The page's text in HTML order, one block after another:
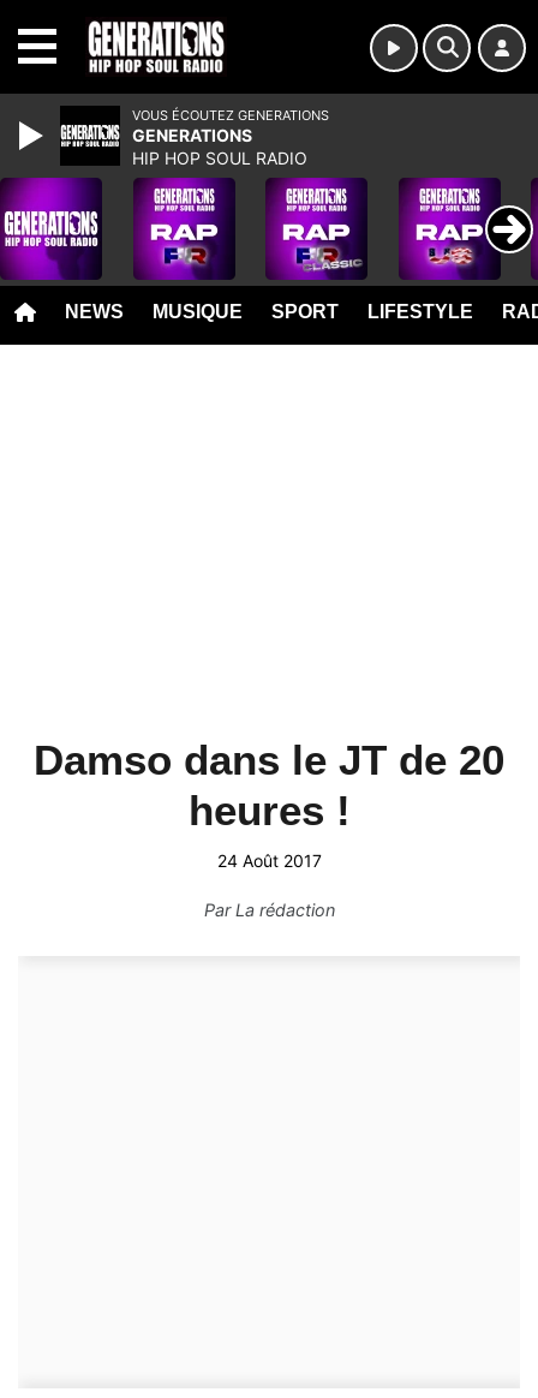
NEWS MUSIQUE SPORT LIFESTYLE
Damso dans le JT de 20
heures !
24 Août 2017
ParLa rédaction
VOUS ÉCOUTEZ GENERATIONS
GENERATIONS
HIP HOP SOUL RADIO